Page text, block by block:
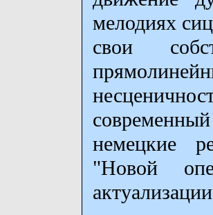
мелодиях
свои
немецкие
"Новой